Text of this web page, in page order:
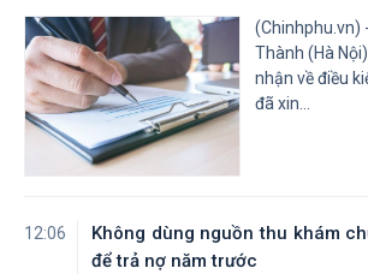
Tỉnh Thái Nguyên
Tỉnh
Tỉnh Tây Ninh
Tỉnh Vĩnh
(Chinhphu.vn)
Thành (Hà
nhận về điều
đã xin...
12:06
Không dùng nguồn thu khám
để trả nợ năm trước